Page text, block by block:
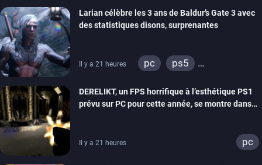
Larian célèbre les 3 ans de Baldur’s Gate 3 avec
des statistiques disons, surprenantes
Il y a 21 heures pc
ps5
DERELIKT, un FPS horrifique à l’esthétique PS1
prévu sur PC pour cette année, se montre dans
Il y a 21 heures pc